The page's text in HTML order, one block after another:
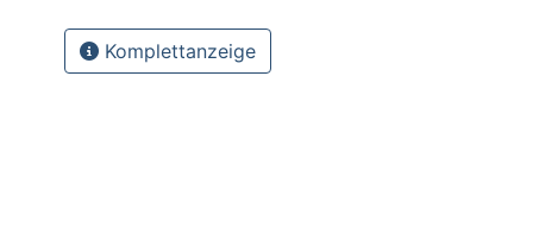
Komplettanzeige